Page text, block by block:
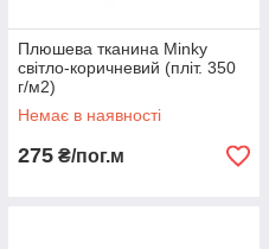
Плюшева тканина Minky
світло-коричневий (пліт. 350
г/м2)
Немає в наявності
275 ₴/пог.м